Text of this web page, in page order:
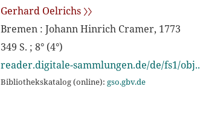
Gerhard Oelrichs 〉〉
Bremen : Johann Hinrich Cramer, 1773
349 S. ; 8° (4°)
reader.digitale-sammlungen.de/de/fs1/obj..
Bibliothekskatalog (online): gso.gbv.de